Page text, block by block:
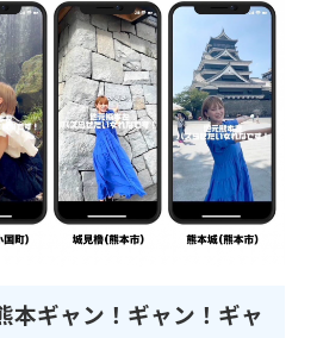
本ギャン！ギャン！ギャ